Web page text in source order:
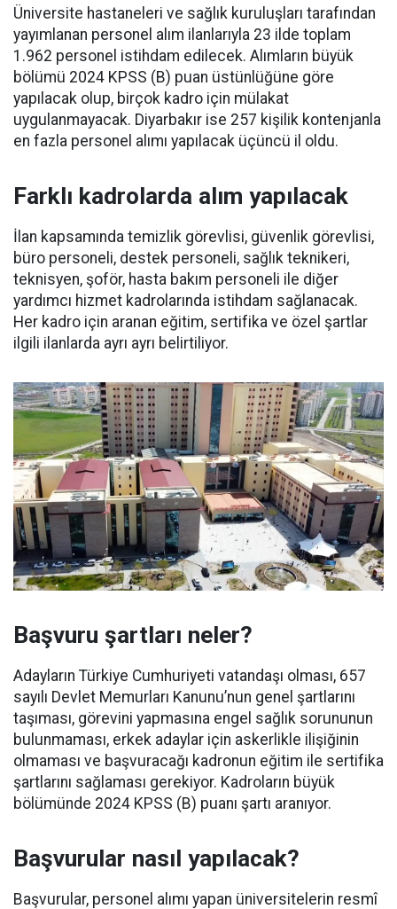
Üniversite hastaneleri ve sağlık kuruluşları tarafından
yayımlanan personel alım ilanlarıyla 23 ilde toplam
1.962 personel istihdam edilecek. Alımların büyük
bölümü 2024 KPSS (B) puan üstünlüğüne göre
yapılacak olup, birçok kadro için mülakat
uygulanmayacak. Diyarbakır ise 257 kişilik kontenjanla
en fazla personel alımı yapılacak üçüncü il oldu.
Farklı kadrolarda alım yapılacak
İlan kapsamında temizlik görevlisi, güvenlik görevlisi,
büro personeli, destek personeli, sağlık teknikeri,
teknisyen, şoför, hasta bakım personeli ile diğer
yardımcı hizmet kadrolarında istihdam sağlanacak.
Her kadro için aranan eğitim, sertifika ve özel şartlar
ilgili ilanlarda ayrı ayrı belirtiliyor.
Başvuru şartları neler?
Adayların Türkiye Cumhuriyeti vatandaşı olması, 657
sayılı Devlet Memurları Kanunu’nun genel şartlarını
taşıması, görevini yapmasına engel sağlık sorununun
bulunmaması, erkek adaylar için askerlikle ilişiğinin
olmaması ve başvuracağı kadronun eğitim ile sertifika
şartlarını sağlaması gerekiyor. Kadroların büyük
bölümünde 2024 KPSS (B) puanı şartı aranıyor.
Başvurular nasıl yapılacak?
Başvurular, personel alımı yapan üniversitelerin resmî